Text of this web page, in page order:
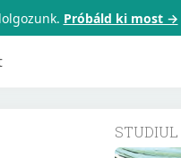
Próbáld ki most →
STUDIUL